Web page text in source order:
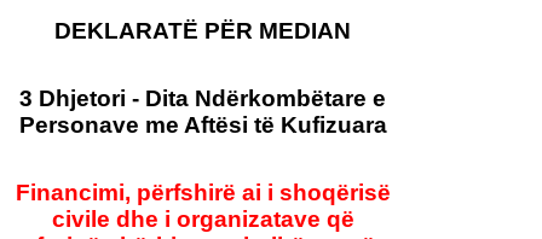
DEKLARATË PËR MEDIAN
3 Dhjetori - Dita Ndërkombëtare e
Personave me Aftësi të Kufizuara
Financimi, përfshirë ai i shoqërisë
civile dhe i organizatave që